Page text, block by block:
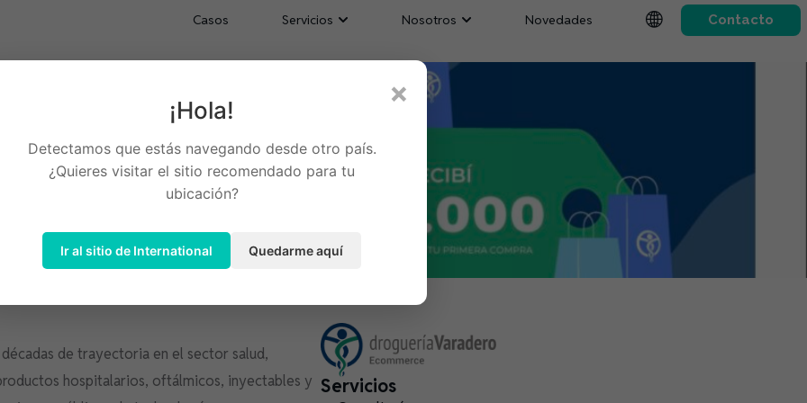
Casos Servicios Nosotros Novedades Contacto
B2B para el sector
de trayectoria en el sector salud,
hospitalarios, oftálmicos, inyectables y Servicios
×
¡Hola!
Detectamos que estás navegando desde otro país.
¿Quieres visitar el sitio recomendado para tu
ubicación?
Ir al sitio de International Quedarme aquí